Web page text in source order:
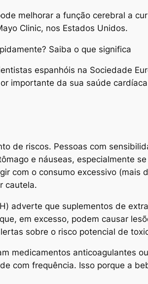
melhorar a função cerebral a
Clinic, nos Estados Unidos.
espanhóis na Sociedade
importante da sua saúde
de riscos. Pessoas com
e náuseas, especialmente
com o consumo excessivo (mais
cautela.
adverte que suplementos de
em excesso, podem causar
sobre o risco potencial de
medicamentos anticoagulantes
com frequência. Isso porque a